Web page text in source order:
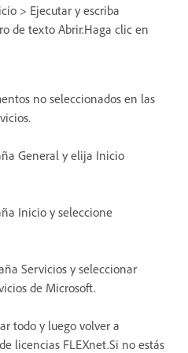
> Ejecutar y escriba
de texto Abrir.Haga clic en
no seleccionados en las
General y elija Inicio
Inicio y seleccione
Servicios y seleccionar
de Microsoft.
todo y luego volver a
licencias FLEXnet.Si no estás